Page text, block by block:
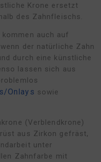
Krone ersetzt
des Zahnfleischs.
auch auf
der natürliche Zahn
durch eine künstliche
lassen sich aus
Onlays sowie
(Verblendkrone)
aus Zirkon gefräst,
unter
Zahnfarbe mit